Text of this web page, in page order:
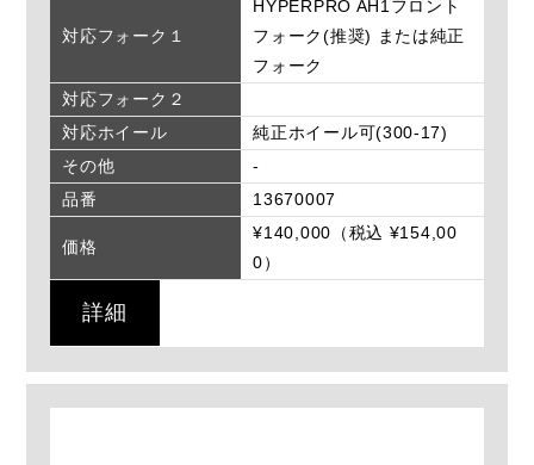
対応フォーク１
HYPERPRO AH1フロント
フォーク(推奨) または純正
フォーク
対応フォーク２
対応ホイール
純正ホイール可(300-17)
その他
-
品番
13670007
価格
¥140,000（税込 ¥154,00
0）
詳細